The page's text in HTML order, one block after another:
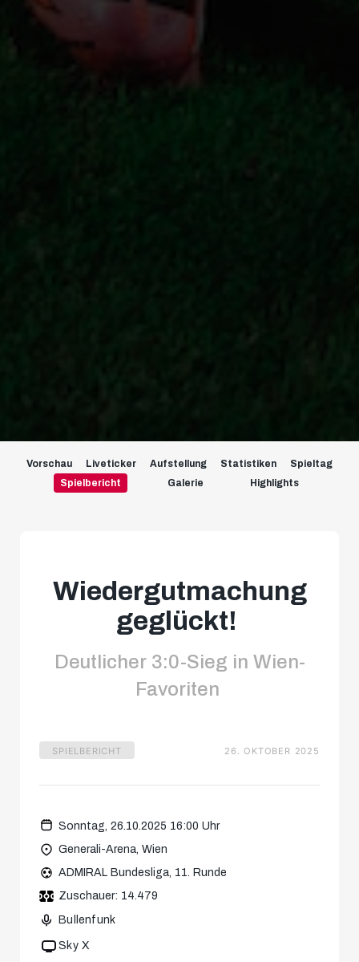
Vorschau Liveticker Aufstellung Statistiken
Spieltag
Spielbericht
Galerie Highlights
Wiedergutmachung
geglückt!
Deutlicher 3:0-Sieg in Wien-
Favoriten
SPIELBERICHT 26. OKTOBER 2025
Sonntag, 26.10.2025 16:00 Uhr
Generali-Arena, Wien
ADMIRAL Bundesliga, 11. Runde
Zuschauer: 14.479
Bullenfunk
Sky X